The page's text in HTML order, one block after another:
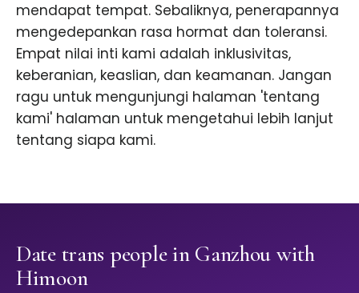
mendapat tempat. Sebaliknya, penerapannya
mengedepankan rasa hormat dan toleransi.
Empat nilai inti kami adalah inklusivitas,
keberanian, keaslian, dan keamanan. Jangan
ragu untuk mengunjungi halaman 'tentang
kami' halaman untuk mengetahui lebih lanjut
tentang siapa kami.
Date trans people in Ganzhou with
Himoon